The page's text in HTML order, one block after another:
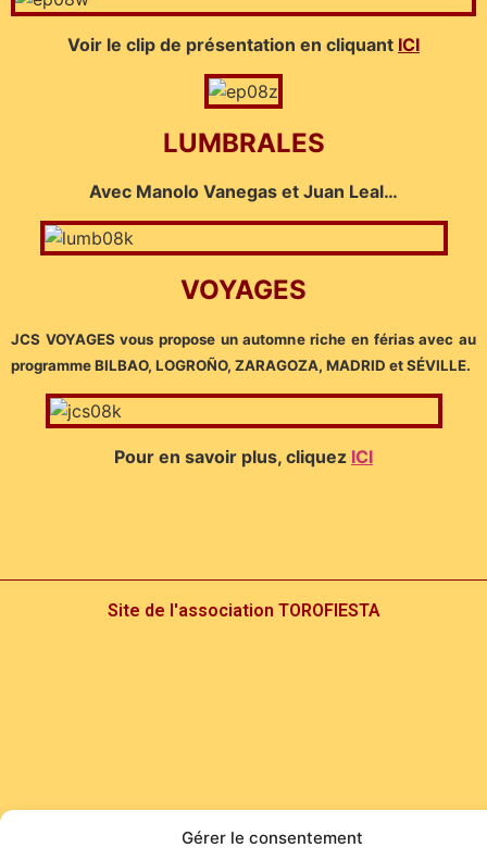
Gérer le consentement
Voir le clip de présentation en cliquant ICI
LUMBRALES
Avec Manolo Vanegas et Juan Leal…
VOYAGES
JCS VOYAGES vous propose un automne riche en férias avec au
programme BILBAO, LOGROÑO, ZARAGOZA, MADRID et SÉVILLE.
Pour en savoir plus, cliquez ICI
Site de l'association TOROFIESTA